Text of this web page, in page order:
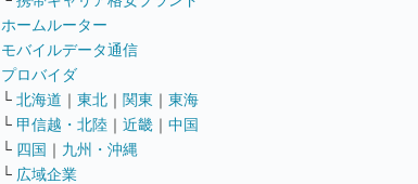
ホームルーター
モバイルデータ通信
プロバイダ
└ 北海道 ｜ 東北 ｜ 関東 ｜ 東海
└ 甲信越・北陸 ｜ 近畿 ｜ 中国
└ 四国 ｜ 九州・沖縄
└ 広域企業